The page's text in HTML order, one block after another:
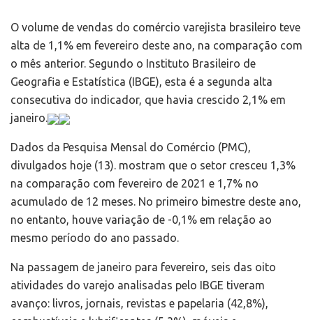
O volume de vendas do comércio varejista brasileiro teve
alta de 1,1% em fevereiro deste ano, na comparação com
o mês anterior. Segundo o Instituto Brasileiro de
Geografia e Estatística (IBGE), esta é a segunda alta
consecutiva do indicador, que havia crescido 2,1% em
janeiro.
Dados da Pesquisa Mensal do Comércio (PMC),
divulgados hoje (13). mostram que o setor cresceu 1,3%
na comparação com fevereiro de 2021 e 1,7% no
acumulado de 12 meses. No primeiro bimestre deste ano,
no entanto, houve variação de -0,1% em relação ao
mesmo período do ano passado.
Na passagem de janeiro para fevereiro, seis das oito
atividades do varejo analisadas pelo IBGE tiveram
avanço: livros, jornais, revistas e papelaria (42,8%),